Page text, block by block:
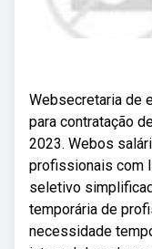
Websecretaria de
para contratação
2023. Webos
profissionais com
seletivo
temporária de
necessidade